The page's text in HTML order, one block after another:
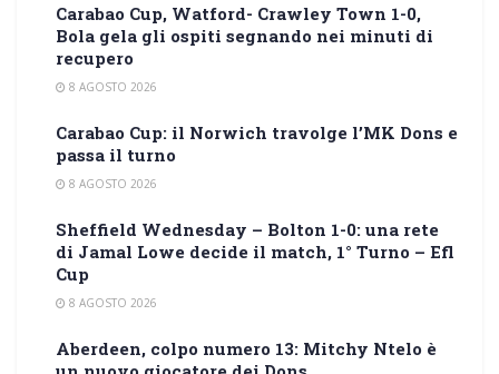
Carabao Cup, Watford- Crawley Town 1-0,
Bola gela gli ospiti segnando nei minuti di
recupero
8 AGOSTO 2026
Carabao Cup: il Norwich travolge l’MK Dons e
passa il turno
8 AGOSTO 2026
Sheffield Wednesday – Bolton 1-0: una rete
di Jamal Lowe decide il match, 1° Turno – Efl
Cup
8 AGOSTO 2026
Aberdeen, colpo numero 13: Mitchy Ntelo è